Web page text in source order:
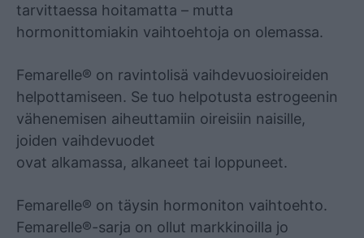
tarvittaessa hoitamatta – mutta
hormonittomiakin vaihtoehtoja on olemassa.
Femarelle® on ravintolisä vaihdevuosioireiden
helpottamiseen. Se tuo helpotusta estrogeenin
vähenemisen aiheuttamiin oireisiin naisille,
joiden vaihdevuodet
ovat alkamassa, alkaneet tai loppuneet.
Femarelle® on täysin hormoniton vaihtoehto.
Femarelle®-sarja on ollut markkinoilla jo